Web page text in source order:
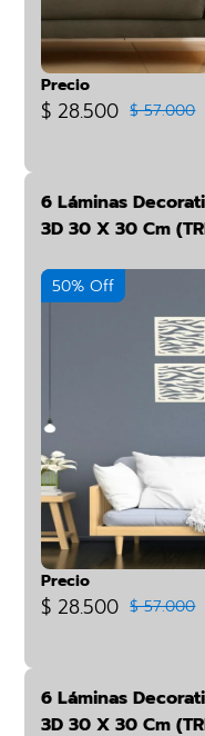
Precio
$ 28.500 $ 57.000
6 Láminas
3D 30 X 30 Cm
50% Off
Precio
$ 28.500 $ 57.000
6 Láminas
3D 30 X 30 Cm